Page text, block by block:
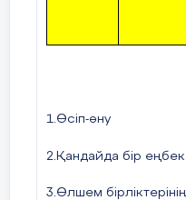
1.Өсіп-өну
2.Қандайда бір
3.Өлшем